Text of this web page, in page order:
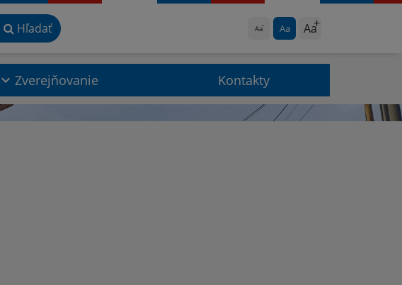
Aa Aa Aa
Hľadať
Zverejňovanie Kontakty